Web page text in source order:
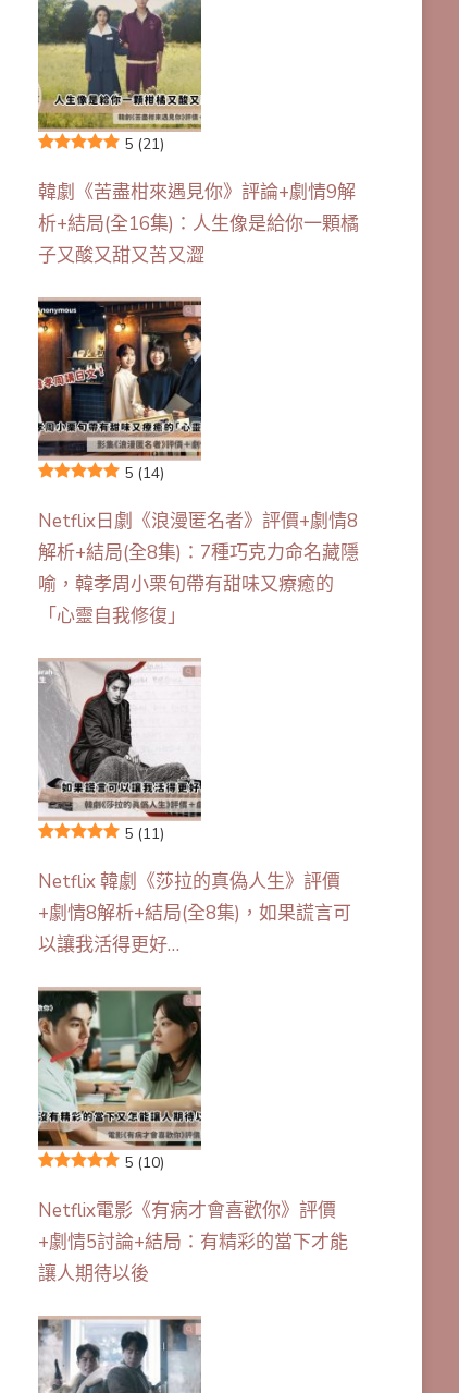
5 (21)
韓劇《苦盡柑來遇見你》評論+劇情9解
析+結局(全16集)：人生像是給你一顆橘
子又酸又甜又苦又澀
5 (14)
Netflix日劇《浪漫匿名者》評價+劇情8
解析+結局(全8集)：7種巧克力命名藏隱
喻，韓孝周小栗旬帶有甜味又療癒的
「心靈自我修復」
5 (11)
Netflix 韓劇《莎拉的真偽人生》評價
+劇情8解析+結局(全8集)，如果謊言可
以讓我活得更好…
5 (10)
Netflix電影《有病才會喜歡你》評價
+劇情5討論+結局：有精彩的當下才能
讓人期待以後